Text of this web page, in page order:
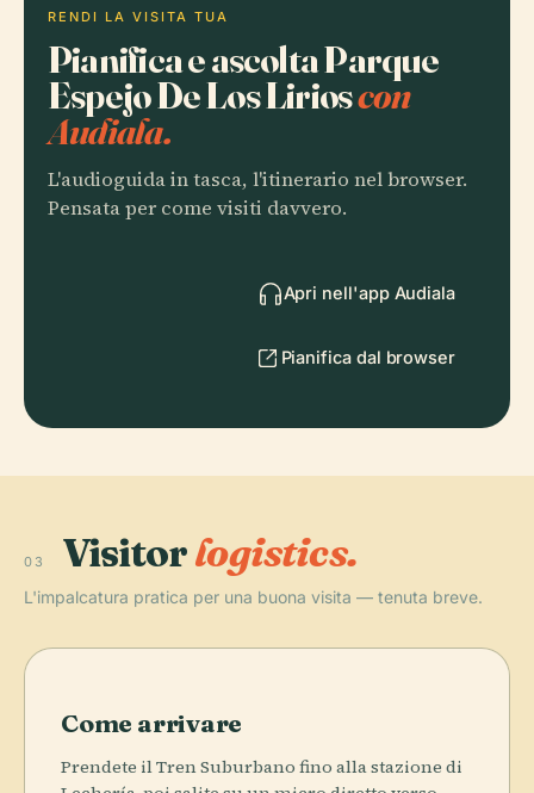
RENDI LA VISITA TUA
Pianifica e ascolta Parque
Espejo De Los Lirioscon
Audiala.
L'audioguida in tasca, l'itinerario nel browser.
Pensata per come visiti davvero.
Apri nell'app Audiala
Pianifica dal browser
03 Visitorlogistics.
L'impalcatura pratica per una buona visita — tenuta breve.
Come arrivare
Prendete il Tren Suburbano fino alla stazione di